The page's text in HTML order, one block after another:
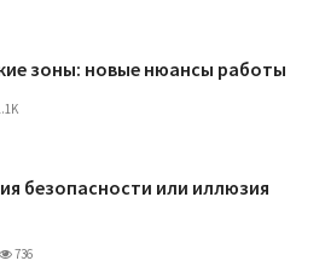
зоны: новые нюансы работы
безопасности или иллюзия
736